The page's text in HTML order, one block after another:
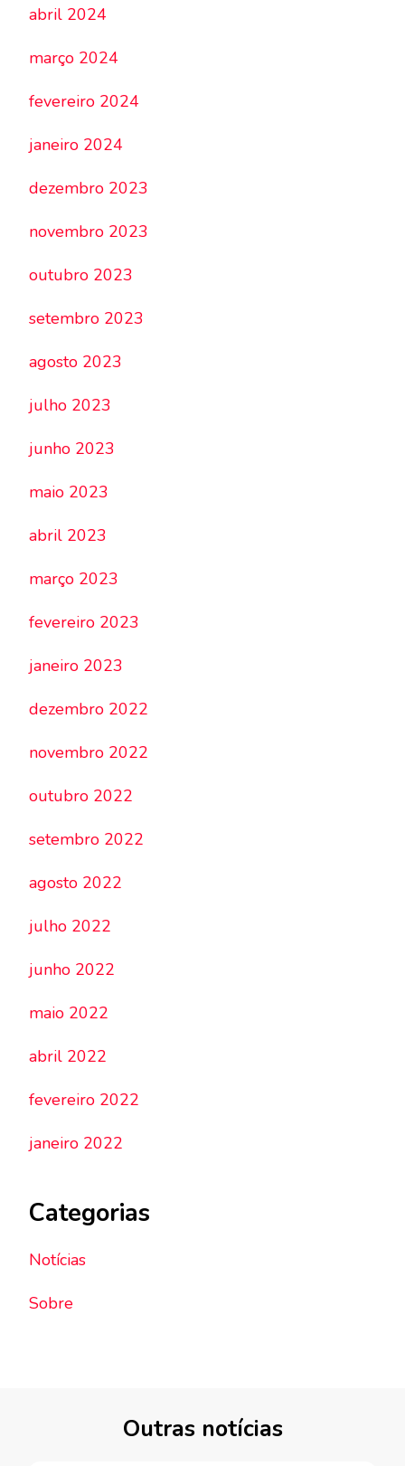
abril 2024
março 2024
fevereiro 2024
janeiro 2024
dezembro 2023
novembro 2023
outubro 2023
setembro 2023
agosto 2023
julho 2023
junho 2023
maio 2023
abril 2023
março 2023
fevereiro 2023
janeiro 2023
dezembro 2022
novembro 2022
outubro 2022
setembro 2022
agosto 2022
julho 2022
junho 2022
maio 2022
abril 2022
fevereiro 2022
janeiro 2022
Categorias
Notícias
Sobre
Outras notícias